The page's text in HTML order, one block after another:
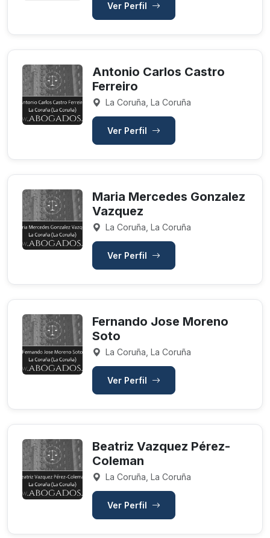
Ver Perfil
Antonio Carlos Castro
Ferreiro
La Coruña, La Coruña
Ver Perfil
Maria Mercedes Gonzalez
Vazquez
La Coruña, La Coruña
Ver Perfil
Fernando Jose Moreno
Soto
La Coruña, La Coruña
Ver Perfil
Beatriz Vazquez Pérez-
Coleman
La Coruña, La Coruña
Ver Perfil